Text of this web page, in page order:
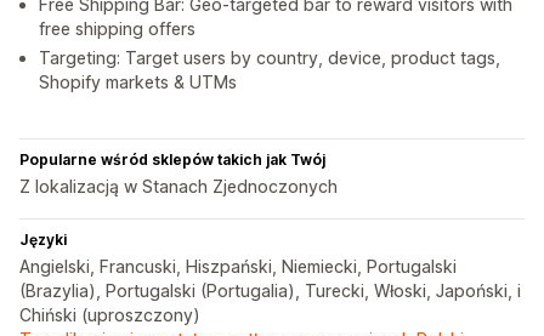
Free Shipping Bar: Geo-targeted bar to reward visitors with
free shipping offers
Targeting: Target users by country, device, product tags,
Shopify markets & UTMs
Popularne wśród sklepów takich jak Twój
Z lokalizacją w Stanach Zjednoczonych
Języki
Angielski, Francuski, Hiszpański, Niemiecki, Portugalski
(Brazylia), Portugalski (Portugalia), Turecki, Włoski, Japoński, i
Chiński (uproszczony)